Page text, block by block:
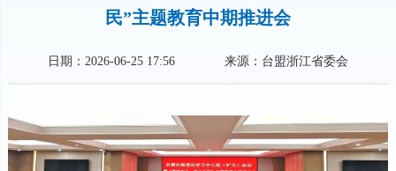
民”主题教育中期推进会
日期：2026-06-25 17:56 来源：台盟浙江省委会